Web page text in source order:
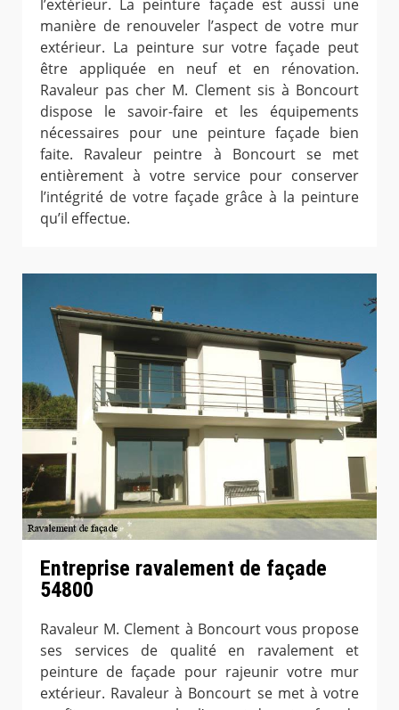
l’extérieur. La peinture façade est aussi une
manière de renouveler l’aspect de votre mur
extérieur. La peinture sur votre façade peut
être appliquée en neuf et en rénovation.
Ravaleur pas cher M. Clement sis à Boncourt
dispose le savoir-faire et les équipements
nécessaires pour une peinture façade bien
faite. Ravaleur peintre à Boncourt se met
entièrement à votre service pour conserver
l’intégrité de votre façade grâce à la peinture
qu’il effectue.
Entreprise ravalement de façade
54800
Ravaleur M. Clement à Boncourt vous propose
ses services de qualité en ravalement et
peinture de façade pour rajeunir votre mur
extérieur. Ravaleur à Boncourt se met à votre